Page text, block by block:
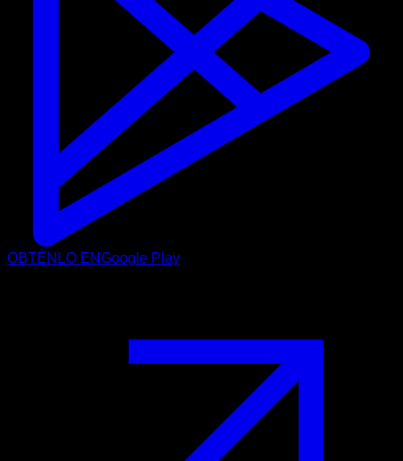
OBTÉNLO ENGoogle Play